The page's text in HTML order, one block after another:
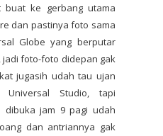
buat ke gerbang utama
dan pastinya foto sama
Globe yang berputar
jadi foto-foto didepan gak
jugasih udah tau ujan
Studio, tapi
dibuka jam 9 pagi udah
dan antriannya gak